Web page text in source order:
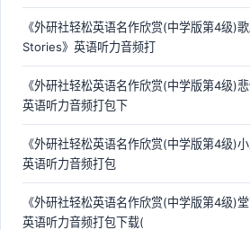
《外研社轻松英语名作欣赏(中学版第4级)
Stories》英语听力音频打
《外研社轻松英语名作欣赏(中学版第4级)
英语听力音频打包下
《外研社轻松英语名作欣赏(中学版第4级)
英语听力音频打包
《外研社轻松英语名作欣赏(中学版第4级)
英语听力音频打包下载(